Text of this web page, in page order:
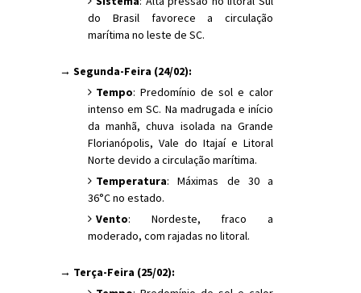
do Brasil favorece a circulação
marítima no leste de SC.
→ Segunda-Feira (24/02):
Tempo: Predomínio de sol e calor
intenso em SC. Na madrugada e início
da manhã, chuva isolada na Grande
Florianópolis, Vale do Itajaí e Litoral
Norte devido a circulação marítima.
Temperatura: Máximas de 30 a
36°C no estado.
Vento: Nordeste, fraco a
moderado, com rajadas no litoral.
→ Terça-Feira (25/02):